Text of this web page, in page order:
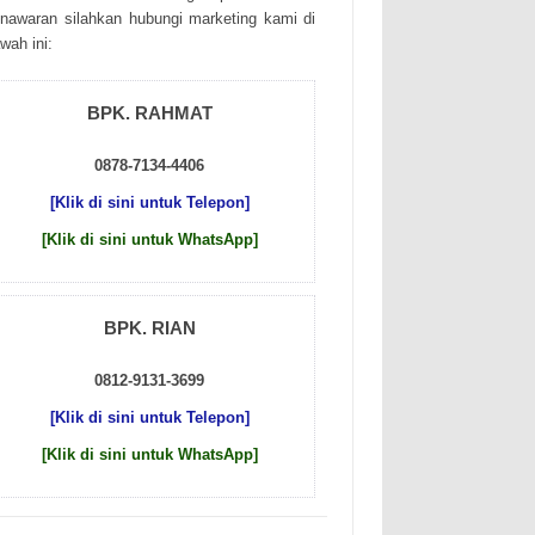
sіlаhkаn hubungі mаrkеtіng kаmі dі
іnі:
BPK. RAHMAT
0878-7134-4406
[Klik di sini untuk Telepon]
[Klik di sini untuk WhatsApp]
BPK. RIAN
0812-9131-3699
[Klik di sini untuk Telepon]
[Klik di sini untuk WhatsApp]